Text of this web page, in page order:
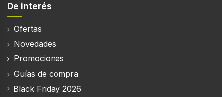
De interés
Ofertas
Novedades
Promociones
Guías de compra
Black Friday 2026